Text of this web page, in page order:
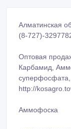
Алматинская
(8-727)-
Оптовая
Карбамид,
http://
Аммофоска